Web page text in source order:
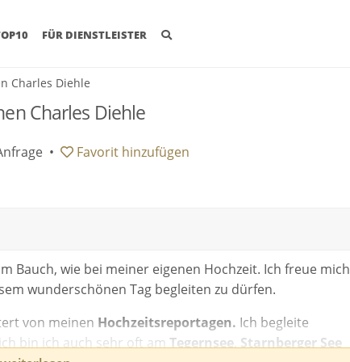
FÜR DIENSTLEISTER
Charles Diehle
Charles Diehle
• Favorit hinzufügen
Bauch, wie bei meiner eigenen Hochzeit. Ich freue mich
wunderschönen Tag begleiten zu dürfen.
von meinen Hochzeitsreportagen. Ich begleite
bin ich auch sehr oft am Tegernsee Starnberger See